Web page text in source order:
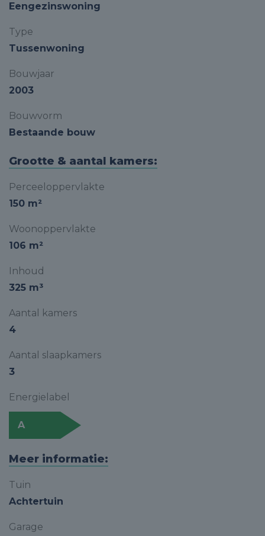
Eengezinswoning
Type
Tussenwoning
Bouwjaar
2003
Bouwvorm
Bestaande bouw
Grootte & aantal kamers:
Perceeloppervlakte
150 m²
Woonoppervlakte
106 m²
Inhoud
325 m³
Aantal kamers
4
Aantal slaapkamers
3
Energielabel
A
Meer informatie:
Tuin
Achtertuin
Garage